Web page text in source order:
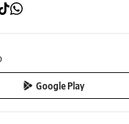
Google Play